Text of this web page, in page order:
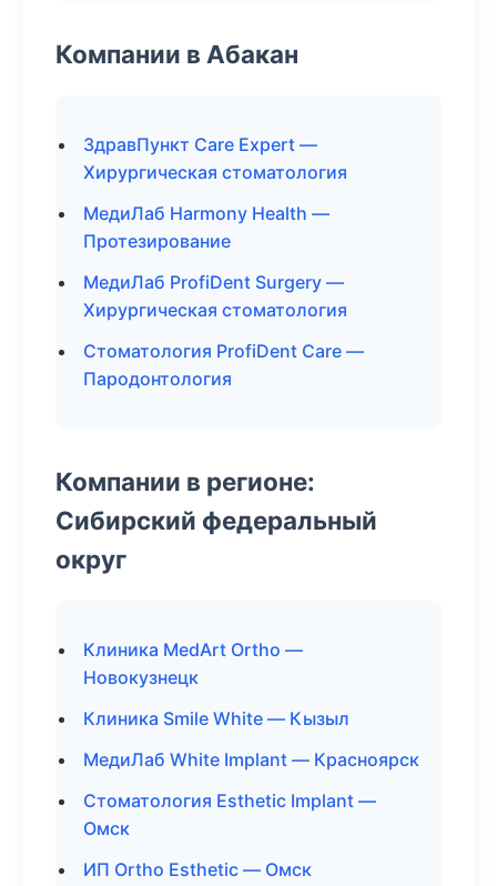
Компании в Абакан
ЗдравПункт Care Expert —
Хирургическая стоматология
МедиЛаб Harmony Health —
Протезирование
МедиЛаб ProfiDent Surgery —
Хирургическая стоматология
Стоматология ProfiDent Care —
Пародонтология
Компании в регионе:
Сибирский федеральный
округ
Клиника MedArt Ortho —
Новокузнецк
Клиника Smile White — Кызыл
МедиЛаб White Implant — Красноярск
Стоматология Esthetic Implant —
Омск
ИП Ortho Esthetic — Омск